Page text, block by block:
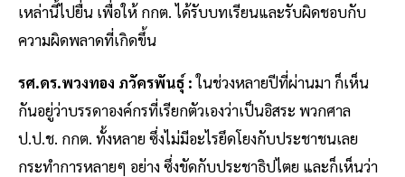
เหล่านี้ไปยื่น เพื่อให้ กกต. ได้รับบทเรียนและรับผิดชอบกับ
ความผิดพลาดที่เกิดขึ้น
รศ.ดร.พวงทอง ภวัครพันธุ์ :ในช่วงหลายปีที่ผ่านมา ก็เห็น
กันอยู่ว่าบรรดาองค์กรที่เรียกตัวเองว่าเป็นอิสระ พวกศาล
ป.ป.ช. กกต. ทั้งหลาย ซึ่งไม่มีอะไรยึดโยงกับประชาชนเลย
กระทำการหลายๆ อย่าง ซึ่งขัดกับประชาธิปไตย และก็เห็นว่า